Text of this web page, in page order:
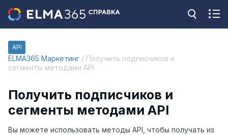
API
ELMA365 Маркетинг / Получить подписчиков и
сегменты методами API
Получить подписчиков и
сегменты методами API
Вы можете использовать методы API, чтобы получать из